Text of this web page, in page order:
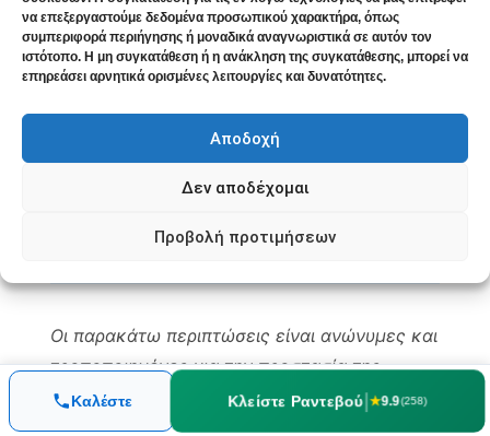
να επεξεργαστούμε δεδομένα προσωπικού χαρακτήρα, όπως
συμπεριφορά περιήγησης ή μοναδικά αναγνωριστικά σε αυτόν τον
ιστότοπο. Η μη συγκατάθεση ή η ανάκληση της συγκατάθεσης, μπορεί να
επηρεάσει αρνητικά ορισμένες λειτουργίες και δυνατότητες.
Αποδοχή
Δεν αποδέχομαι
Προβολή προτιμήσεων
Viscum Album:Σε κλινική μελέτη
(Poruthukaren et al. 2014,PubMed)
Τυπικά Κλινικά Παραδείγματα
Οι παρακάτω περιπτώσεις είναι ανώνυμες και
τροποποιημένες για την προστασία της
ιδιωτικότητας των ασθενών. Παρουσιάζονται
για εκπαιδευτικούς σκοπούς.
Καλέστε Κλείστε Ραντεβού| ★9.9(258)